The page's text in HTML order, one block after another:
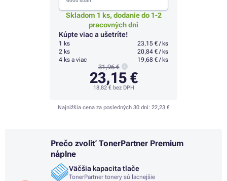
Skladom 1 ks, dodanie do 1-2
pracovných dní
Kúpte viac a ušetríte!
1 ks
23,15 € / ks
2 ks
20,84 € / ks
4 ks a viac
19,68 € / ks
31,96 €
23,15 €
18,82 €bez DPH
Najnižšia cena za posledných 30 dní: 22,23 €
Prečo zvoliť TonerPartner Premium
náplne
Väčšia kapacita tlače
TonerPartner tonery sú lacnejšie